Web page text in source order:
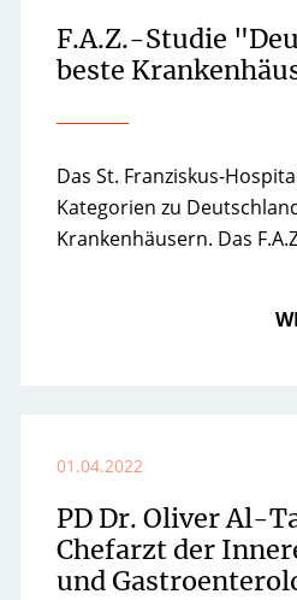
F.A.Z.-Studie
beste
Das St. Franziskus-
Kategorien zu
Krankenhäusern. Das
01.04.2022
PD Dr. Oliver Al-
Chefarzt der
und